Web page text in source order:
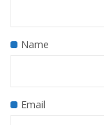
Name
Email